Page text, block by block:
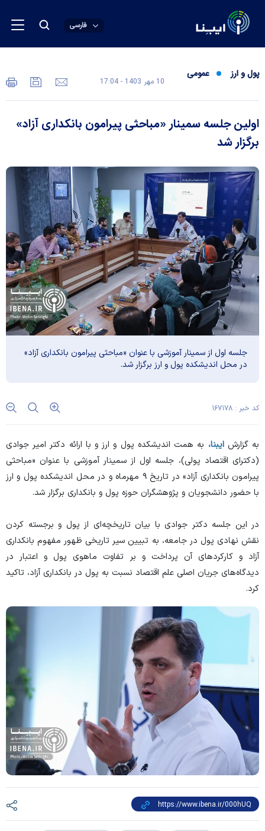
فارسی
پول و ارز عمومی
10 مهر 1403 - 17:04
اولین جلسه سمینار «مباحثی پیرامون بانکداری آزاد»
برگزار شد
جلسه اول از سمینار آموزشی با عنوان «مباحثی پیرامون بانکداری آزاد»
در محل اندیشکده پول و ارز برگزار شد.
کد خبر : ۱۶۷۱۷۸
به گزارشایبنا، به همت اندیشکده پول و ارز و با ارائه دکتر امیر جوادی
(دکترای اقتصاد پولی)، جلسه اول از سمینار آموزشی با عنوان «مباحثی
پیرامون بانکداری آزاد» در تاریخ ۹ مهرماه و در محل اندیشکده پول و ارز
با حضور دانشجویان و پژوهشگران حوزه پول و بانکداری برگزار شد.
در این جلسه دکتر جوادی با بیان تاریخچه‌ای از پول و برجسته کردن
نقش نهادی پول در جامعه، به تبیین سیر تاریخی ظهور مفهوم بانکداری
آزاد و کارکرد‌های آن پرداخت و بر تفاوت ماهوی پول و اعتبار در
دیدگاه‌های جریان اصلی علم اقتصاد نسبت به پول در بانکداری آزاد، تاکید
کرد.